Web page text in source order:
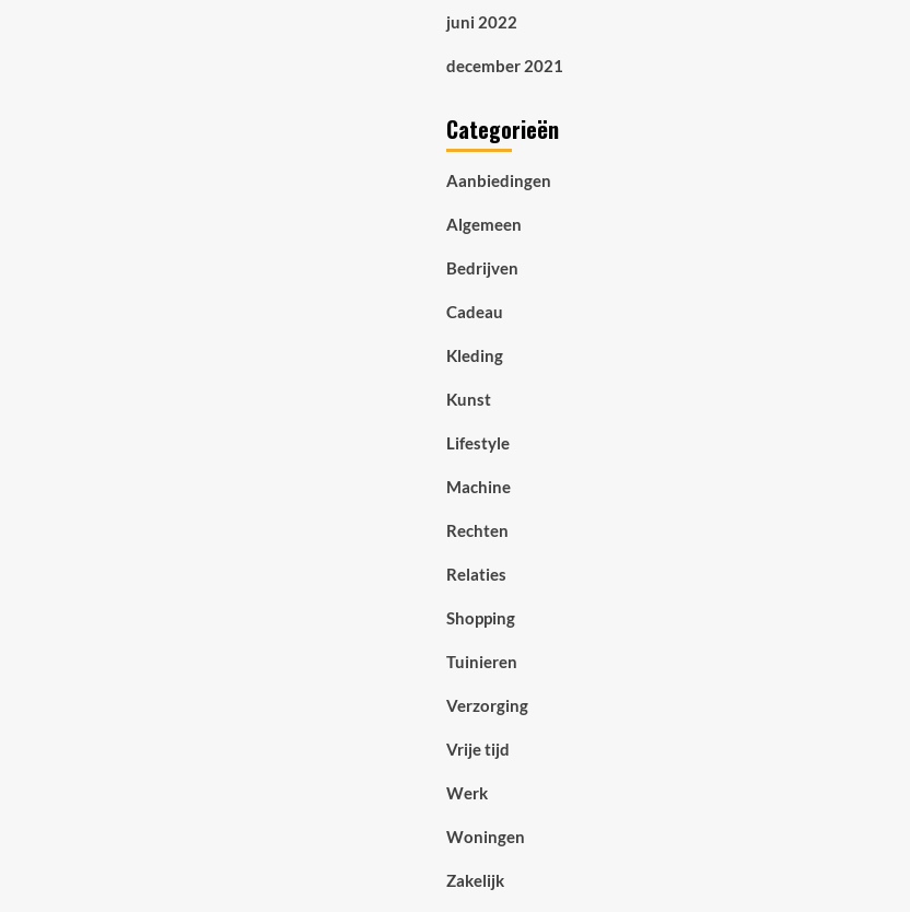
juni 2022
december 2021
Categorieën
Aanbiedingen
Algemeen
Bedrijven
Cadeau
Kleding
Kunst
Lifestyle
Machine
Rechten
Relaties
Shopping
Tuinieren
Verzorging
Vrije tijd
Werk
Woningen
Zakelijk